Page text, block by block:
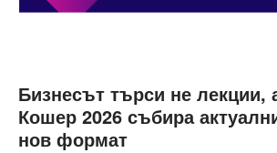
Бизнесът търси не лекции,
Кошер 2026 събира
нов формат